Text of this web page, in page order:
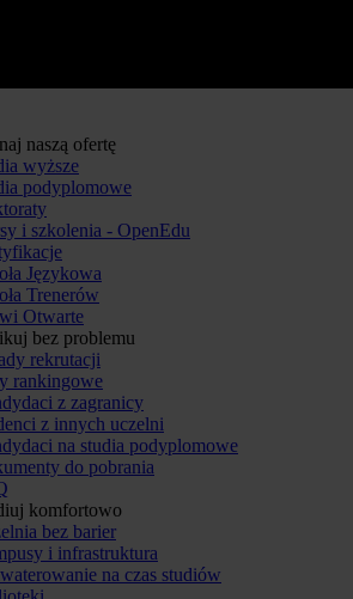
naszą ofertę
wyższe
podyplomowe
i szkolenia - OpenEdu
Językowa
Trenerów
Otwarte
bez problemu
rekrutacji
rankingowe
z zagranicy
z innych uczelni
na studia podyplomowe
do pobrania
komfortowo
bez barier
i infrastruktura
na czas studiów